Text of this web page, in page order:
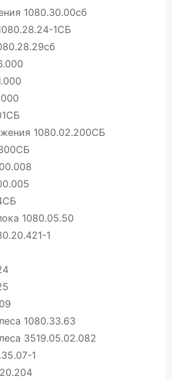
1080.30.00сб
1СБ
1080.02.200СБ
1080.05.50
1
1080.33.63
3519.05.02.082
1